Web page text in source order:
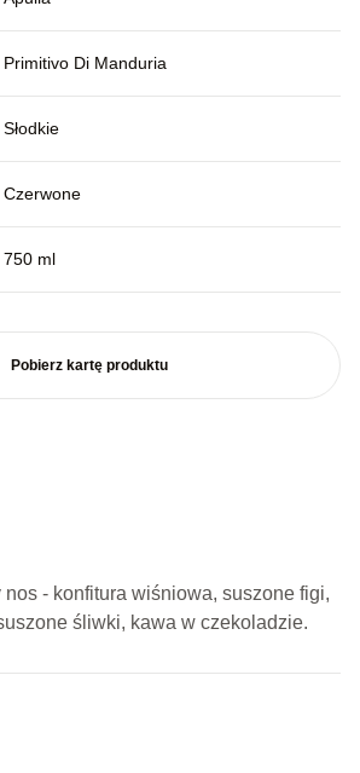
- konfitura wiśniowa, suszone figi,
śliwki, kawa w czekoladzie.
Primitivo Di Manduria
Słodkie
Czerwone
750 ml
Pobierz kartę produktu